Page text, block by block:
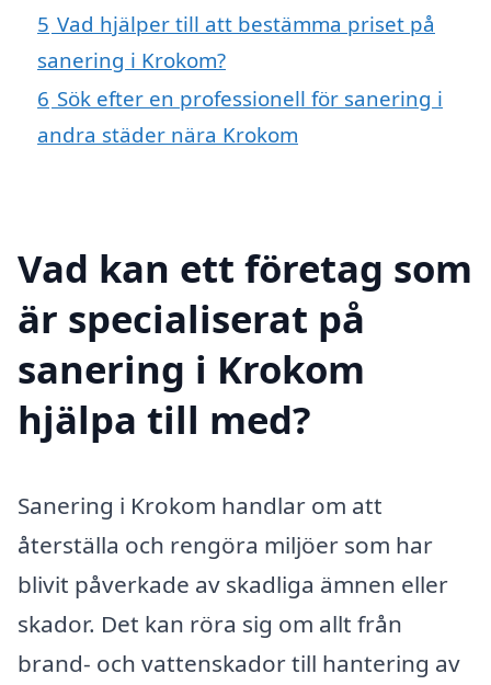
5 Vad hjälper till att bestämma priset på
sanering i Krokom?
6 Sök efter en professionell för sanering i
andra städer nära Krokom
Vad kan ett företag som
är specialiserat på
sanering i Krokom
hjälpa till med?
Sanering i Krokom handlar om att
återställa och rengöra miljöer som har
blivit påverkade av skadliga ämnen eller
skador. Det kan röra sig om allt från
brand- och vattenskador till hantering av